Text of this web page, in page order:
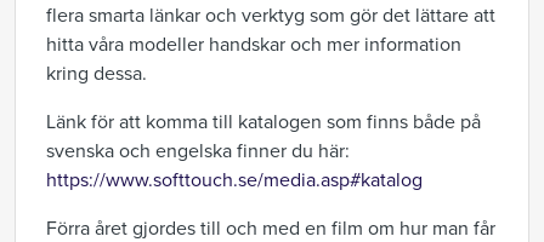
flera smarta länkar och verktyg som gör det lättare att
hitta våra modeller handskar och mer information
kring dessa.
Länk för att komma till katalogen som finns både på
svenska och engelska finner du här:
https://www.softtouch.se/media.asp#katalog
Förra året gjordes till och med en film om hur man får